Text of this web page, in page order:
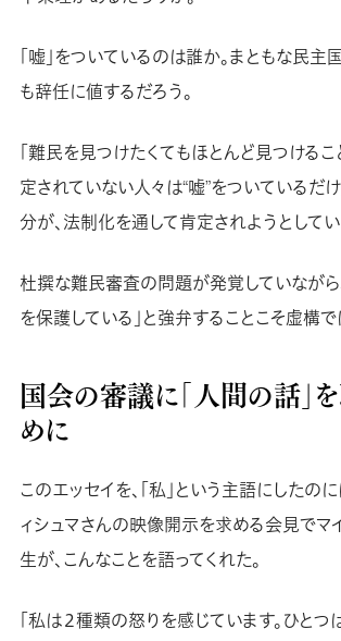
「嘘」をついているのは誰か。まともな民主
も辞任に値するだろう。
「難民を見つけたくてもほとんど見つけるこ
定されていない人々は“嘘”をついている
分が、法制化を通して肯定されようとしてい
杜撰な難民審査の問題が発覚していながら
を保護している」と強弁することこそ虚構で
国会の審議に「人間の話」
めに
このエッセイを、「私」という主語にしたの
ィシュマさんの映像開示を求める会見でマ
生が、こんなことを語ってくれた。
「私は２種類の怒りを感じています。ひとつ